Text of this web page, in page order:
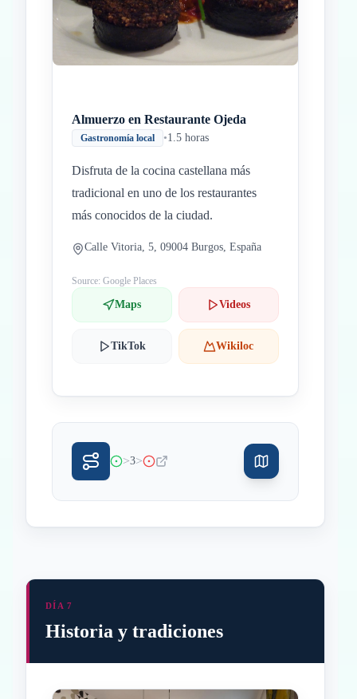
Almuerzo en Restaurante Ojeda
Gastronomía local •1.5 horas
Disfruta de la cocina castellana más
tradicional en uno de los restaurantes
más conocidos de la ciudad.
Calle Vitoria, 5, 09004 Burgos, España
Source: Google Places
Maps Videos
TikTok Wikiloc
>3>
DÍA 7
Historia y tradiciones